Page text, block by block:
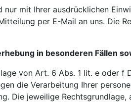
mit Ihrer ausdrücklichen
per E-Mail an uns. Die
in besonderen Fällen
von Art. 6 Abs. 1 lit. e oder f
die Verarbeitung Ihrer
Die jeweilige